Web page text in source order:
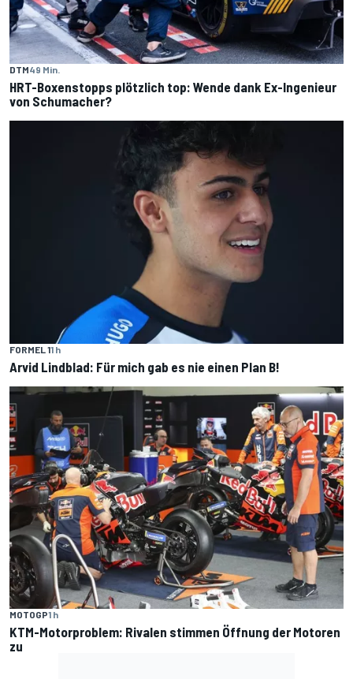
DTM49 Min.
HRT-Boxenstopps plötzlich top: Wende dank Ex-Ingenieur
von Schumacher?
FORMEL 11 h
Arvid Lindblad: Für mich gab es nie einen Plan B!
MOTOGP1 h
KTM-Motorproblem: Rivalen stimmen Öffnung der Motoren
zu